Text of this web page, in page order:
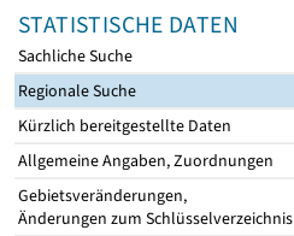
STATISTISCHE DATEN
Sachliche Suche
Regionale Suche
Kürzlich bereitgestellte Daten
Allgemeine Angaben, Zuordnungen
Gebietsveränderungen,
Änderungen zum Schlüsselverzeichnis